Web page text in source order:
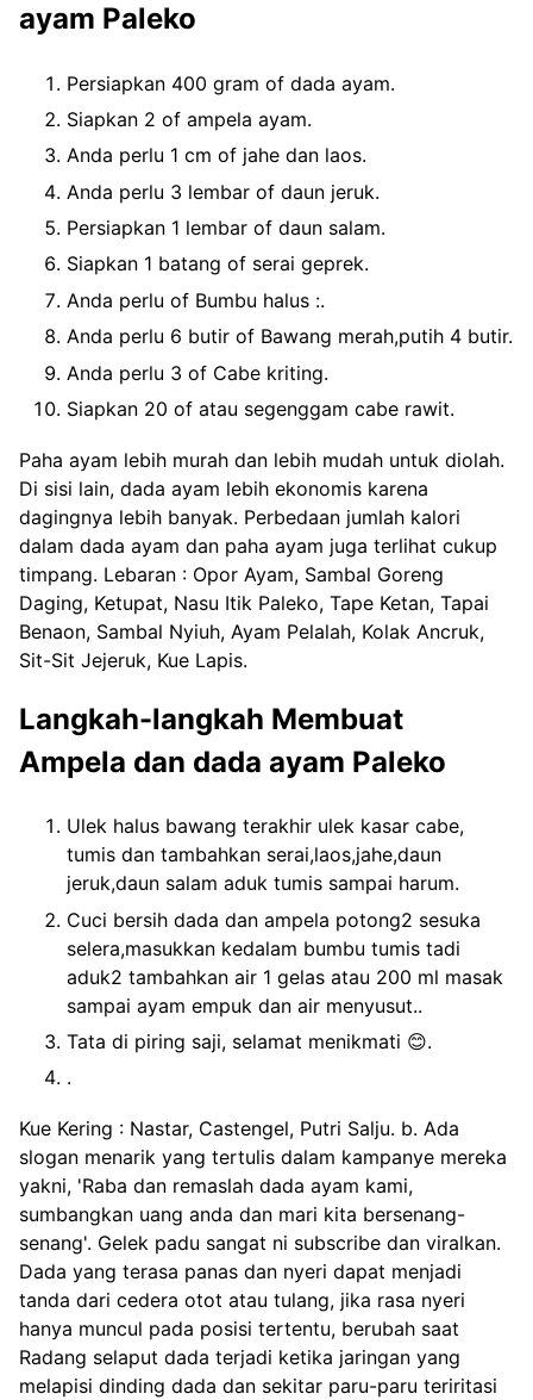
ayam Paleko
Persiapkan 400 gram of dada ayam.
Siapkan 2 of ampela ayam.
Anda perlu 1 cm of jahe dan laos.
Anda perlu 3 lembar of daun jeruk.
Persiapkan 1 lembar of daun salam.
Siapkan 1 batang of serai geprek.
Anda perlu of Bumbu halus :.
Anda perlu 6 butir of Bawang merah,putih 4 butir.
Anda perlu 3 of Cabe kriting.
Siapkan 20 of atau segenggam cabe rawit.
Paha ayam lebih murah dan lebih mudah untuk diolah.
Di sisi lain, dada ayam lebih ekonomis karena
dagingnya lebih banyak. Perbedaan jumlah kalori
dalam dada ayam dan paha ayam juga terlihat cukup
timpang. Lebaran : Opor Ayam, Sambal Goreng
Daging, Ketupat, Nasu Itik Paleko, Tape Ketan, Tapai
Benaon, Sambal Nyiuh, Ayam Pelalah, Kolak Ancruk,
Sit-Sit Jejeruk, Kue Lapis.
Langkah-langkah Membuat
Ampela dan dada ayam Paleko
Ulek halus bawang terakhir ulek kasar cabe,
tumis dan tambahkan serai,laos,jahe,daun
jeruk,daun salam aduk tumis sampai harum.
Cuci bersih dada dan ampela potong2 sesuka
selera,masukkan kedalam bumbu tumis tadi
aduk2 tambahkan air 1 gelas atau 200 ml masak
sampai ayam empuk dan air menyusut..
Tata di piring saji, selamat menikmati 😊.
.
Kue Kering : Nastar, Castengel, Putri Salju. b. Ada
slogan menarik yang tertulis dalam kampanye mereka
yakni, 'Raba dan remaslah dada ayam kami,
sumbangkan uang anda dan mari kita bersenang-
senang'. Gelek padu sangat ni subscribe dan viralkan.
Dada yang terasa panas dan nyeri dapat menjadi
tanda dari cedera otot atau tulang, jika rasa nyeri
hanya muncul pada posisi tertentu, berubah saat
Radang selaput dada terjadi ketika jaringan yang
melapisi dinding dada dan sekitar paru-paru teriritasi